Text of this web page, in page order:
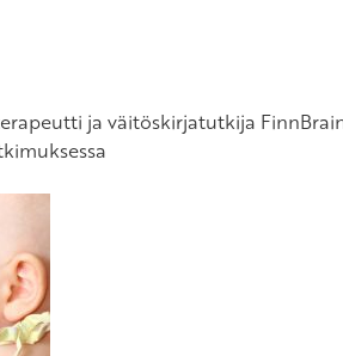
ja väitöskirjatutkija